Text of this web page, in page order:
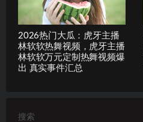
2026热门大瓜：虎牙主播
林软软热舞视频，虎牙主播
林软软万元定制热舞视频爆
出 真实事件汇总
搜索